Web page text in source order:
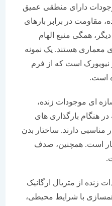
دارای منطقی عمیق
در برابر بارهای
منبع الهام
هستند. یک نمونه
است که از فرم
موجودات زنده،
بارگذاری های
دارند. ساختار بدن
همچنین، صدف
از متریال ارگانیک
با شرایط محیطی،